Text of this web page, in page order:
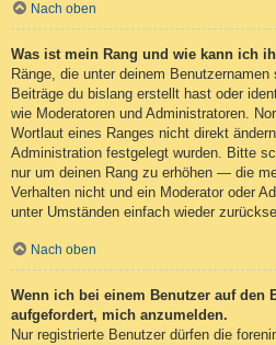
Nach oben
Was ist mein Rang und wie kann ich
Ränge, die unter deinem
Beiträge du bislang erstellt hast oder
wie Moderatoren und Administratoren.
Wortlaut eines Ranges nicht direkt
Administration festgelegt wurden. Bitte
nur um deinen Rang zu erhöhen — die
Verhalten nicht und ein Moderator oder
unter Umständen einfach wieder
Nach oben
Wenn ich bei einem Benutzer auf den
aufgefordert, mich anzumelden.
Nur registrierte Benutzer dürfen die